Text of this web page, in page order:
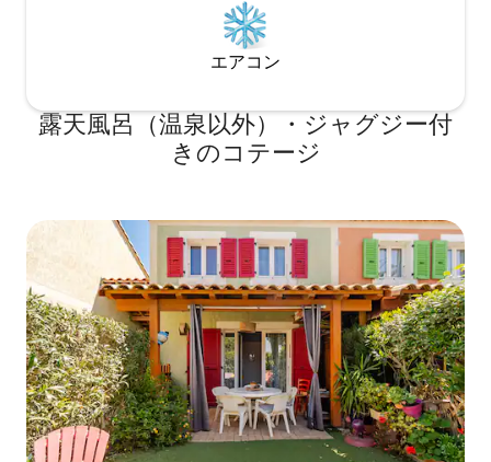
エアコン
露天風呂（温泉以外）・ジャグジー付
きのコテージ